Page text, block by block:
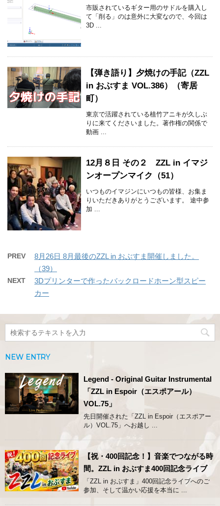
市販されているギター用のサドルを購入し
て「削る」のは意外に大変なので、今回は
3D ...
【弾き語り】夕焼けの手記（ZZL
in おぶすま VOL.386）（寄居
町）
東京で活躍されている植竹アニキが久しぶ
りに来てくださいました。著作権の関係で
動画 ...
12月８日 その２ ZZL in イマジ
ンオープンマイク（51）
いつものイマジンにいつもの皆様、お集ま
りいただきありがとうございます。 途中参
加 ...
PREV
8月26日 8月最後のZZL in おぶすま開催しました。
（39）
NEXT
3Dプリンターで作ったバックロードホーン型スピー
カー
NEW ENTRY
Legend - Original Guitar Instrumental
「ZZL in Espoir（エスポアール）
VOL.75」
先日開催された「ZZL in Espoir（エスポアー
ル）VOL.75」へお越し ...
【祝・400回記念！】音楽でつながる時
間。ZZL in おぶすま400回記念ライブ
「ZZL in おぶすま」400回記念ライブへのご
参加、そして温かい応援を本当に ...